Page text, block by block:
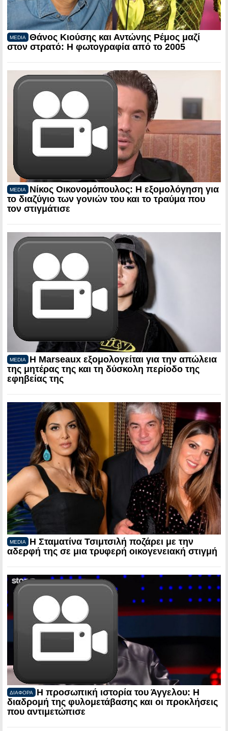
MEDIA
Θάνος Κιούσης και Αντώνης Ρέμος μαζί
στον στρατό: Η φωτογραφία από το 2005
MEDIA
Νίκος Οικονομόπουλος: Η εξομολόγηση για
το διαζύγιο των γονιών του και το τραύμα που
τον στιγμάτισε
MEDIA
Η Marseaux εξομολογείται για την απώλεια
της μητέρας της και τη δύσκολη περίοδο της
εφηβείας της
MEDIA
Η Σταματίνα Τσιμτσιλή ποζάρει με την
αδερφή της σε μια τρυφερή οικογενειακή στιγμή
ΔΙΑΦΟΡΑ
Η προσωπική ιστορία του Άγγελου: Η
διαδρομή της φυλομετάβασης και οι προκλήσεις
που αντιμετώπισε